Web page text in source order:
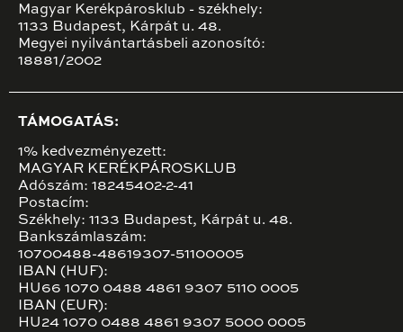
Magyar Kerékpárosklub - székhely:
1133 Budapest, Kárpát u. 48.
Megyei nyilvántartásbeli azonosító:
18881/2002
TÁMOGATÁS:
1% kedvezményezett:
MAGYAR KERÉKPÁROSKLUB
Adószám: 18245402-2-41
Postacím:
Székhely: 1133 Budapest, Kárpát u. 48.
Bankszámlaszám:
10700488-48619307-51100005
IBAN (HUF):
HU66 1070 0488 4861 9307 5110 0005
IBAN (EUR):
HU24 1070 0488 4861 9307 5000 0005